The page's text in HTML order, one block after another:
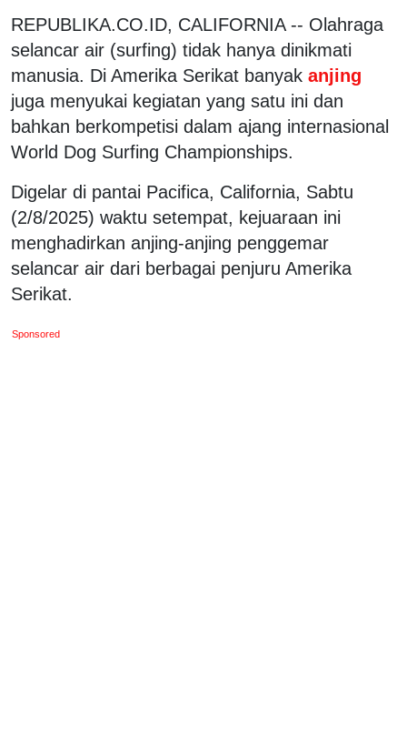
REPUBLIKA.CO.ID, CALIFORNIA -- Olahraga
selancar air (surfing) tidak hanya dinikmati
manusia. Di Amerika Serikat banyak anjing
juga menyukai kegiatan yang satu ini dan
bahkan berkompetisi dalam ajang internasional
World Dog Surfing Championships.
Digelar di pantai Pacifica, California, Sabtu
(2/8/2025) waktu setempat, kejuaraan ini
menghadirkan anjing-anjing penggemar
selancar air dari berbagai penjuru Amerika
Serikat.
Sponsored